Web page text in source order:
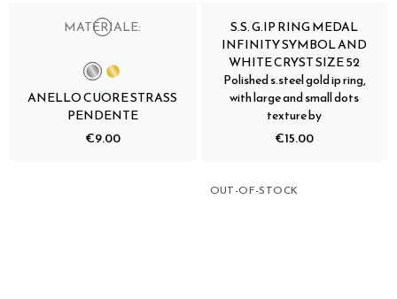
MATERIALE:
ANELLO CUORE STRASS
PENDENTE
€9.00
S.S. G.IP RING MEDAL
INFINITY SYMBOL AND
WHITE CRYST SIZE 52
Polished s.steel gold ip ring,
with large and small dots
texture by
€15.00
OUT-OF-STOCK